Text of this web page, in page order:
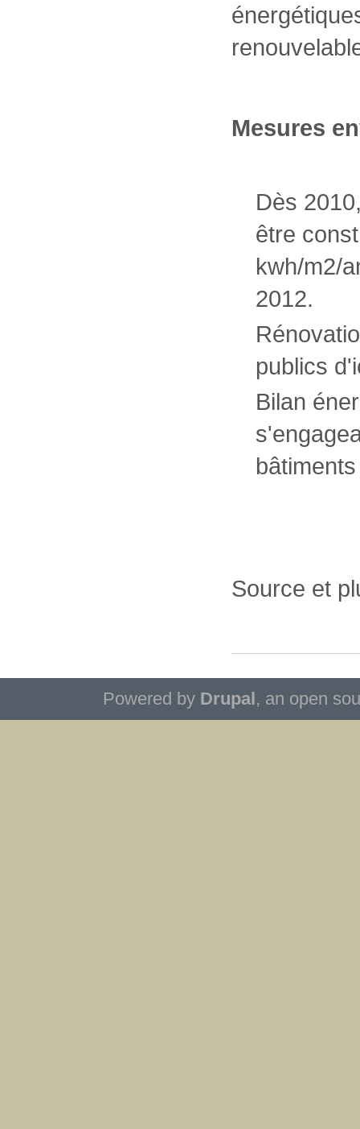
Mesures
Dès
être
kwh/m2/
2012.
publics
Bilan
Source et
Powered by Drupal , an open